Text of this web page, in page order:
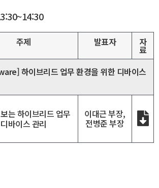
14:30
주제 발표자 자
료
하이브리드 업무 환경을 위한 디바이스
는 하이브리드 업무
디바이스 관리
이대근 부장,
전병준 부장